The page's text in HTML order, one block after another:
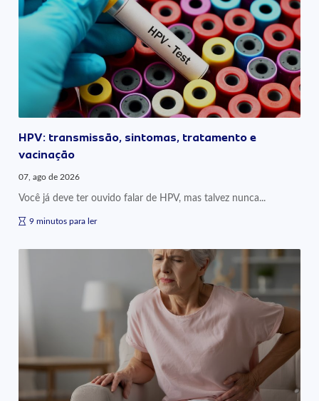
HPV: transmissão, sintomas, tratamento e
vacinação
07, ago de 2026
Você já deve ter ouvido falar de HPV, mas talvez nunca...
9 minutos para ler